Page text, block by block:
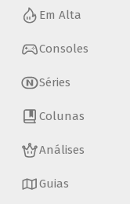
Em Alta
Consoles
Séries
Colunas
Análises
Guias